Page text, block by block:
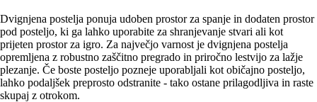
Dvignjena postelja ponuja udoben prostor za spanje in dodaten prostor
pod posteljo, ki ga lahko uporabite za shranjevanje stvari ali kot
prijeten prostor za igro. Za največjo varnost je dvignjena postelja
opremljena z robustno zaščitno pregrado in priročno lestvijo za lažje
plezanje. Če boste posteljo pozneje uporabljali kot običajno posteljo,
lahko podaljšek preprosto odstranite - tako ostane prilagodljiva in raste
skupaj z otrokom.